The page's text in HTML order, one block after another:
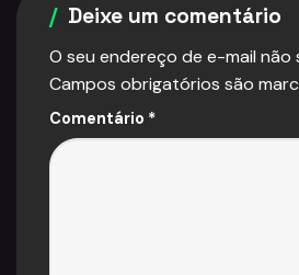
Deixe um comentário
O seu endereço de e-mail não
Campos obrigatórios são
Comentário *